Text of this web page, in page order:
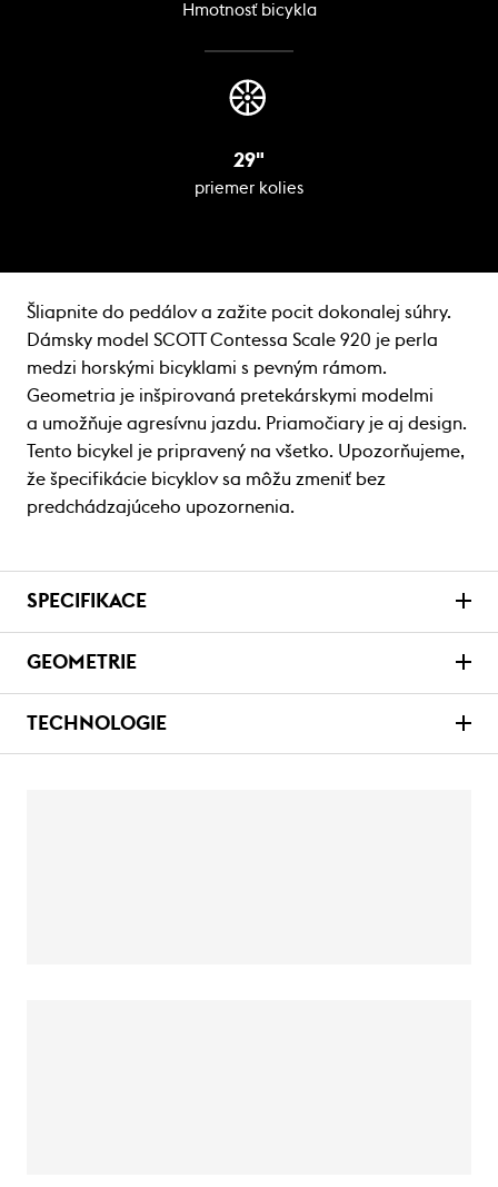
Hmotnosť bicykla
29"
priemer kolies
Šliapnite do pedálov a zažite pocit dokonalej súhry.
Dámsky model SCOTT Contessa Scale 920 je perla
medzi horskými bicyklami s pevným rámom.
Geometria je inšpirovaná pretekárskymi modelmi
a umožňuje agresívnu jazdu. Priamočiary je aj design.
Tento bicykel je pripravený na všetko. Upozorňujeme,
že špecifikácie bicyklov sa môžu zmeniť bez
predchádzajúceho upozornenia.
SPECIFIKACE
GEOMETRIE
TECHNOLOGIE